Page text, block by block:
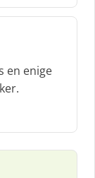
en enige